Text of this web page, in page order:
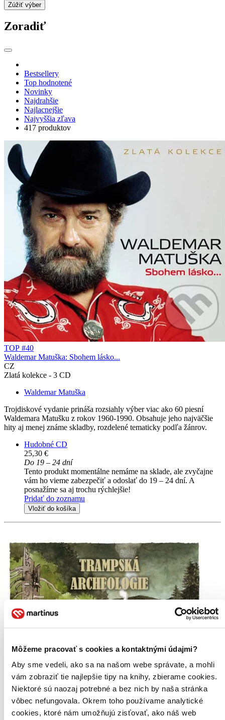
Môžeme pracovať s cookies a kontaktnými údajmi?
Aby sme vedeli, ako sa na našom webe správate, a mohli
vám zobraziť tie najlepšie tipy na knihy, zbierame cookies.
Niektoré sú naozaj potrebné a bez nich by naša stránka
vôbec nefungovala. Okrem toho používame analytické
cookies, ktoré nám umožňujú zisťovať, ako náš web
Zúžiť výber
Zoradiť
Bestsellery
Top hodnotené
Novinky
Najdrahšie
Najlacnejšie
Najvyššia zľava
417 produktov
TOP #40
Waldemar Matuška: Sbohem lásko...
CZ
Zlatá kolekce - 3 CD
Waldemar Matuška
Trojdiskové vydanie prináša rozsiahly výber viac ako 60 piesní
Waldemara Matušku z rokov 1960-1990. Obsahuje jeho najväčšie
hity aj menej známe skladby, rozdelené tematicky podľa žánrov.
Hudobné CD
25,30 €
Do 19 – 24 dní
Tento produkt momentálne nemáme na sklade, ale zvyčajne
vám ho vieme zabezpečiť a odoslať do 19 – 24 dní. A
posnažíme sa aj trochu rýchlejšie!
Pridať do zoznamu
Vložiť do košíka